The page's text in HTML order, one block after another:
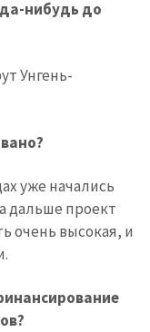
нибудь до
Унгень-
уже начались
дальше проект
очень высокая, и